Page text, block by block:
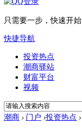
只需要一步，快速开始
快捷导航
投资热点
潮商驿站
财富平台
视频
潮商 › 门户 ›投资热点 ›